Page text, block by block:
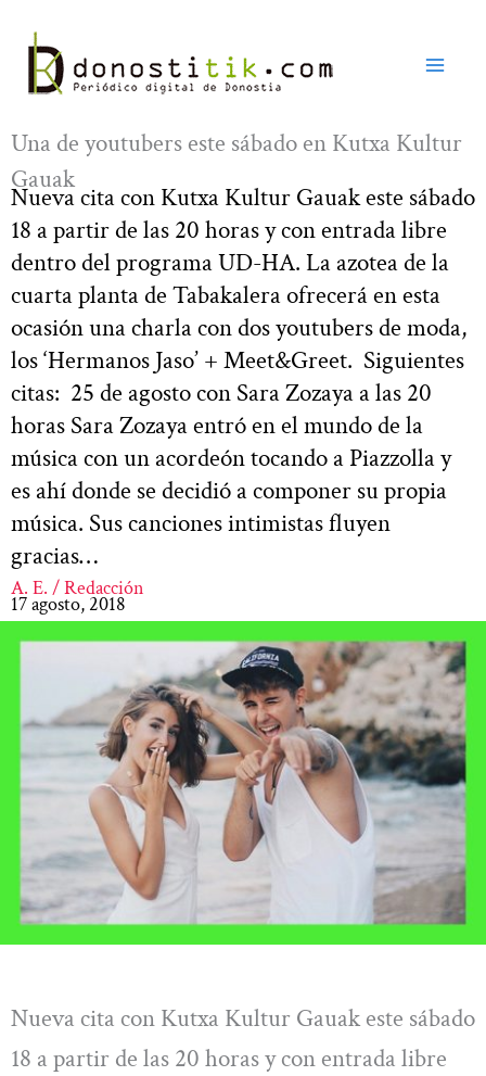
contenido
Una de youtubers este sábado en Kutxa Kultur
Gauak
Nueva cita con Kutxa Kultur Gauak este sábado
18 a partir de las 20 horas y con entrada libre
dentro del programa UD-HA. La azotea de la
cuarta planta de Tabakalera ofrecerá en esta
ocasión una charla con dos youtubers de moda,
los ‘Hermanos Jaso’ + Meet&Greet. Siguientes
citas: 25 de agosto con Sara Zozaya a las 20
horas Sara Zozaya entró en el mundo de la
música con un acordeón tocando a Piazzolla y
es ahí donde se decidió a componer su propia
música. Sus canciones intimistas fluyen
gracias…
A. E. / Redacción
17 agosto, 2018
Nueva cita con Kutxa Kultur Gauak este sábado
18 a partir de las 20 horas y con entrada libre